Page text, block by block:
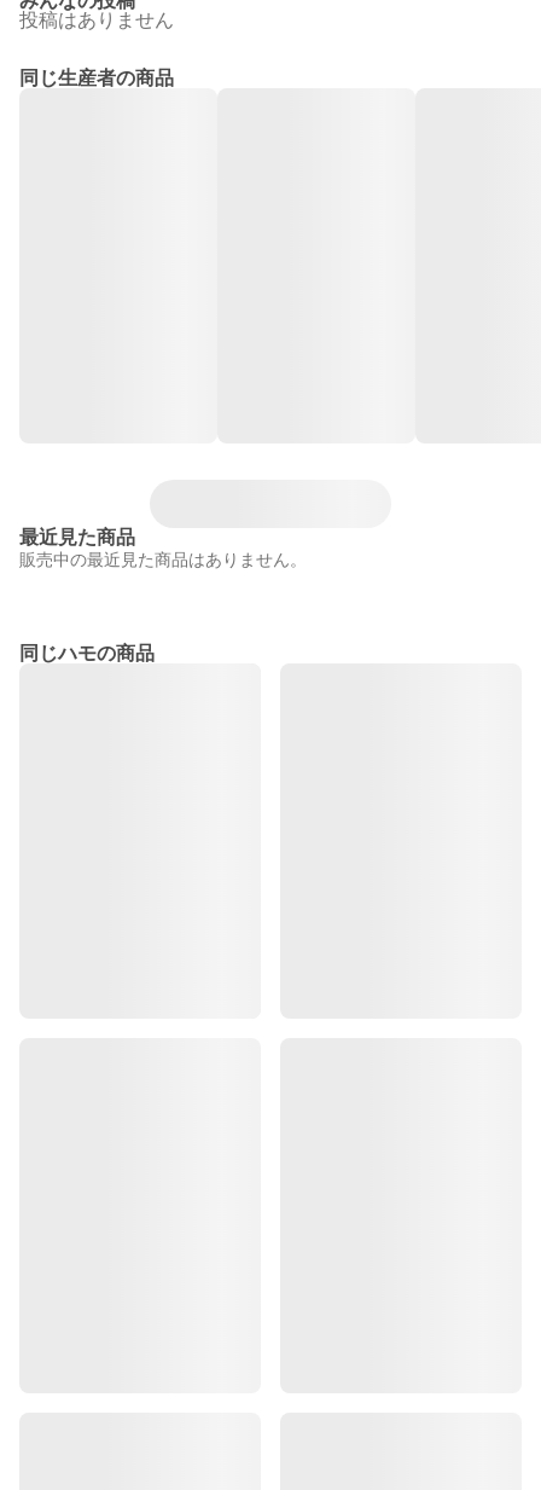
投稿はありません
同じ生産者の商品
最近見た商品
販売中の最近見た商品はありません。
同じハモの商品